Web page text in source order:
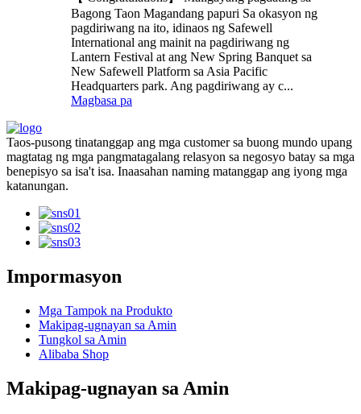
Bagong Taon Magandang papuri Sa okasyon ng
pagdiriwang na ito, idinaos ng Safewell
International ang mainit na pagdiriwang ng
Lantern Festival at ang New Spring Banquet sa
New Safewell Platform sa Asia Pacific
Headquarters park. Ang pagdiriwang ay c...
Magbasa pa
Taos-pusong tinatanggap ang mga customer sa buong mundo upang
magtatag ng mga pangmatagalang relasyon sa negosyo batay sa mga
benepisyo sa isa't isa. Inaasahan naming matanggap ang iyong mga
katanungan.
Impormasyon
Mga Tampok na Produkto
Makipag-ugnayan sa Amin
Tungkol sa Amin
Alibaba Shop
Makipag-ugnayan sa Amin